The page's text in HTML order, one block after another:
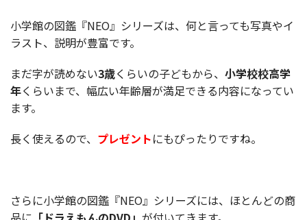
小学館の図鑑『NEO』シリーズは、何と言っても写真やイ
ラスト、説明が豊富です。
まだ字が読めない3歳くらいの子どもから、 小学校校高学
年くらいまで、幅広い年齢層が満足できる内容になってい
ます。
長く使えるので、 プレゼントにもぴったりですね。
さらに小学館の図鑑『NEO』シリーズには、ほとんどの商